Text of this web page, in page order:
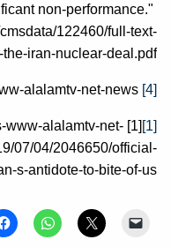
non-performance."
122460/full-text-
the-iran-nuclear-deal.pdf
[4]
[1]
www-alalamtv-net-
07/04/2046650/official-
s-antidote-to-bite-of-us